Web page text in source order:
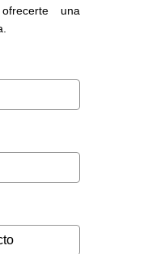
una